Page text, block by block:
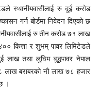
स्थानीयवासीलाई रु दुई करोड
गर्न बोर्डमा निवेदन दिएको छ
रु तीन करोड ७१ लाख
कित्ता र शुभम् पावर लिमिटेडले
लाख तथा लुघिम बुद्धपावर नेपाल
लाख बराबरको नौ लाख ७८ हजार
।